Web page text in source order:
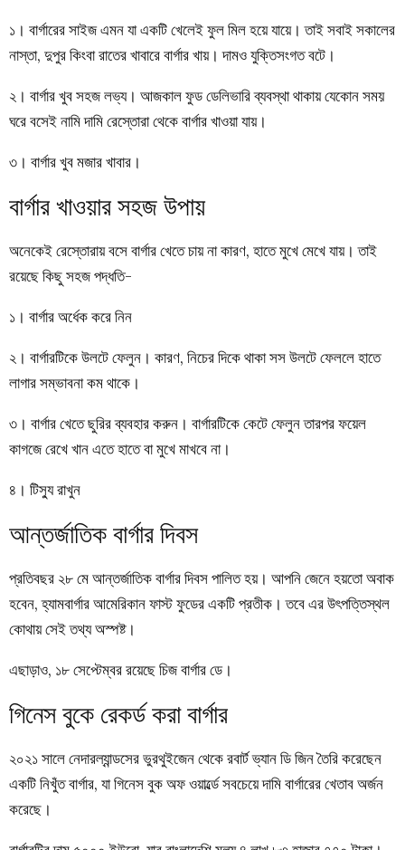
১। বার্গারের সাইজ এমন যা একটি খেলেই ফুল মিল হয়ে যায়ে। তাই সবাই সকালের
নাস্তা, দুপুর কিংবা রাতের খাবারে বার্গার খায়। দামও যুক্তিসংগত বটে।
২। বার্গার খুব সহজ লভ্য। আজকাল ফুড ডেলিভারি ব্যবস্থা থাকায় যেকোন সময়
ঘরে বসেই নামি দামি রেস্তোরা থেকে বার্গার খাওয়া যায়।
৩। বার্গার খুব মজার খাবার।
বার্গার খাওয়ার সহজ উপায়
অনেকেই রেস্তোরায় বসে বার্গার খেতে চায় না কারণ, হাতে মুখে মেখে যায়। তাই
রয়েছে কিছু সহজ পদ্ধতি-
১। বার্গার অর্ধেক করে নিন
২। বার্গারটিকে উলটে ফেলুন। কারণ, নিচের দিকে থাকা সস উলটে ফেললে হাতে
লাগার সম্ভাবনা কম থাকে।
৩। বার্গার খেতে ছুরির ব্যবহার করুন। বার্গারটিকে কেটে ফেলুন তারপর ফয়েল
কাগজে রেখে খান এতে হাতে বা মুখে মাখবে না।
৪। টিস্যু রাখুন
আন্তর্জাতিক বার্গার দিবস
প্রতিবছর ২৮ মে আন্তর্জাতিক বার্গার দিবস পালিত হয়। আপনি জেনে হয়তো অবাক
হবেন, হ্যামবার্গার আমেরিকান ফাস্ট ফুডের একটি প্রতীক। তবে এর উৎপত্তিস্থল
কোথায় সেই তথ্য অস্পষ্ট।
এছাড়াও, ১৮ সেপ্টেম্বর রয়েছে চিজ বার্গার ডে।
গিনেস বুকে রেকর্ড করা বার্গার
২০২১ সালে নেদারল্যান্ডসের ভুরথুইজেন থেকে রবার্ট ভ্যান ডি জিন তৈরি করেছেন
একটি নিখুঁত বার্গার, যা গিনেস বুক অফ ওয়ার্ল্ডে সবচেয়ে দামি বার্গারের খেতাব অর্জন
করেছে।